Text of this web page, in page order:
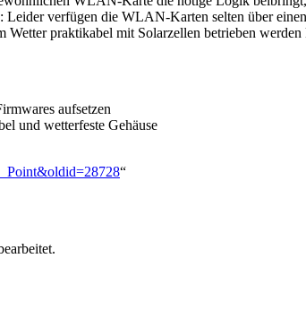
verfügen die WLAN-Karten selten über
Wetter praktikabel mit Solarzellen betrieben
aufsetzen
und wetterfeste Gehäuse
“